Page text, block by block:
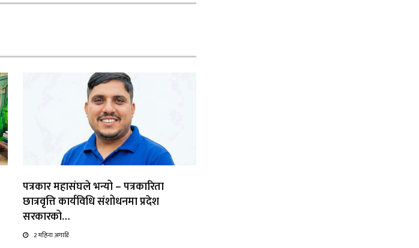
पत्रकार महासंघले भन्यो – पत्रकारिता
छात्रवृत्ति कार्यविधि संशोधनमा प्रदेश
सरकारको…
2 महिना अगाडि